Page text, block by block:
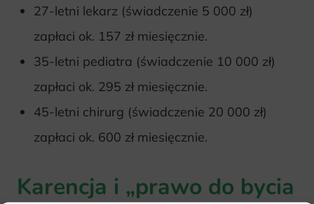
27-letni lekarz (świadczenie 5 000 zł)
zapłaci ok. 157 zł miesięcznie.
35-letni pediatra (świadczenie 10 000 zł)
zapłaci ok. 295 zł miesięcznie.
45-letni chirurg (świadczenie 20 000 zł)
zapłaci ok. 600 zł miesięcznie.
Karencja i „prawo do bycia